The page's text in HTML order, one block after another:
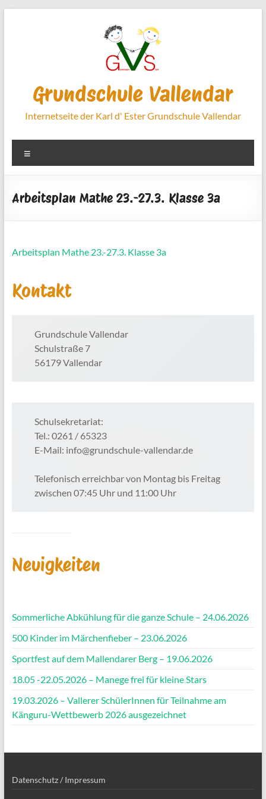
Grundschule Vallendar
Internetseite der Karl d' Ester Grundschule Vallendar
Arbeitsplan Mathe 23.-27.3. Klasse 3a
Arbeitsplan Mathe 23.-27.3. Klasse 3a
Kontakt
Grundschule Vallendar
Schulstraße 7
56179 Vallendar
Schulsekretariat:
Tel.: 0261 / 65323
E-Mail: info@grundschule-vallendar.de
Telefonisch erreichbar von Montag bis Freitag
zwischen 07:45 Uhr und 11:00 Uhr
Neuigkeiten
Sommerliche Abkühlung für die ganze Schule – 24.06.2026
500 Kinder im Märchenfieber – 23.06.2026
Sportfest auf dem Mallendarer Berg – 19.06.2026
18.05 -22.05.2026 – Manege frei für kleine Stars
19.03.2026 – Vallerer SchülerInnen für Teilnahme am
Känguru-Wettbewerb 2026 ausgezeichnet
Datenschutz / Impressum